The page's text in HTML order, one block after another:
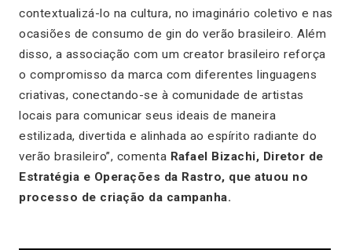
contextualizá-lo na cultura, no imaginário coletivo e nas
ocasiões de consumo de gin do verão brasileiro. Além
disso, a associação com um creator brasileiro reforça
o compromisso da marca com diferentes linguagens
criativas, conectando-se à comunidade de artistas
locais para comunicar seus ideais de maneira
estilizada, divertida e alinhada ao espírito radiante do
verão brasileiro”, comenta Rafael Bizachi, Diretor de
Estratégia e Operações da Rastro, que atuou no
processo de criação da campanha.